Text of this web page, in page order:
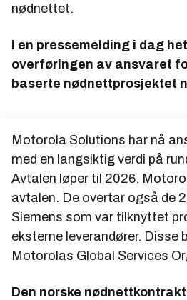
nødnettet.
I en pressemelding i dag
overføringen av ansvaret
baserte nødnettprosjektet
Motorola Solutions har nå
med en langsiktig verdi på
Avtalen løper til 2026.
avtalen. De overtar også de
Siemens som var tilknyttet
eksterne leverandører. Disse
Motorolas Global Services
Den norske